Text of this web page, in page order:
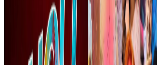
Saturday, 2024 January 13 / 12:42 pm
अ+